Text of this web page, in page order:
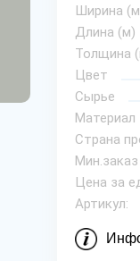
Ширина
Длина (м)
Толщина
Цвет
Сырье
Материал
Страна
Мин.заказ
Цена за
Артикул: